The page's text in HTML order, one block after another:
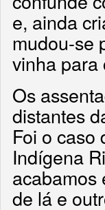
e, ainda
mudou-se
vinha para
Os
distantes
Foi o caso
Indígena
acabamos
de lá e